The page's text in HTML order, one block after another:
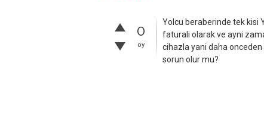
0
oy
Yolcu beraberinde tek kisi
faturali olarak ve ayni
cihazla yani daha
sorun olur mu?